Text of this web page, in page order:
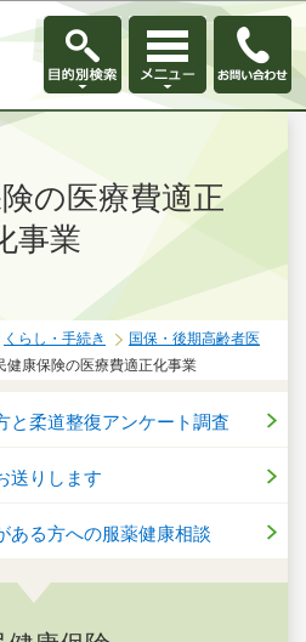
ジの本文へ移動
の医療費適正
事業
くらし・手続き
国保・後期高齢者医
健康保険の医療費適正化事業
と柔道整復アンケート調査
送りします
ある方への服薬健康相談